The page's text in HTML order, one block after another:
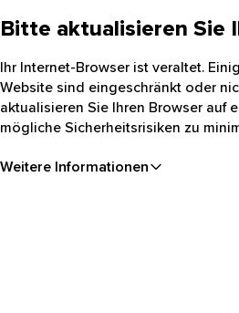
Bitte aktualisieren Sie
Ihr Internet-Browser ist veraltet.
Website sind eingeschränkt oder
aktualisieren Sie Ihren Browser auf
mögliche Sicherheitsrisiken zu
Weitere Informationen